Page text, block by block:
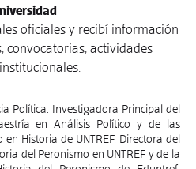
oficiales y recibí información
convocatorias, actividades
Política. Investigadora Principal del
en Análisis Político y de las
Historia de UNTREF. Directora del
del Peronismo en UNTREF y de la